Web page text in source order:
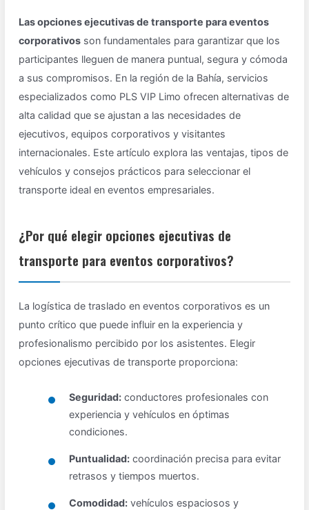
Las opciones ejecutivas de transporte para eventos
corporativos son fundamentales para garantizar que los
participantes lleguen de manera puntual, segura y cómoda
a sus compromisos. En la región de la Bahía, servicios
especializados como PLS VIP Limo ofrecen alternativas de
alta calidad que se ajustan a las necesidades de
ejecutivos, equipos corporativos y visitantes
internacionales. Este artículo explora las ventajas, tipos de
vehículos y consejos prácticos para seleccionar el
transporte ideal en eventos empresariales.
¿Por qué elegir opciones ejecutivas de
transporte para eventos corporativos?
La logística de traslado en eventos corporativos es un
punto crítico que puede influir en la experiencia y
profesionalismo percibido por los asistentes. Elegir
opciones ejecutivas de transporte proporciona:
Seguridad: conductores profesionales con
experiencia y vehículos en óptimas
condiciones.
Puntualidad: coordinación precisa para evitar
retrasos y tiempos muertos.
Comodidad: vehículos espaciosos y